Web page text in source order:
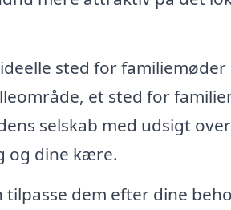
sted for familiemøder
et sted for
selskab med udsigt
og dine kære.
dem efter dine